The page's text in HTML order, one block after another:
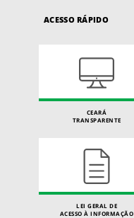
ACESSO RÁPIDO
CEARÁ
TRANSPARENTE
LEI GERAL DE
ACESSO À INFORMAÇÃO